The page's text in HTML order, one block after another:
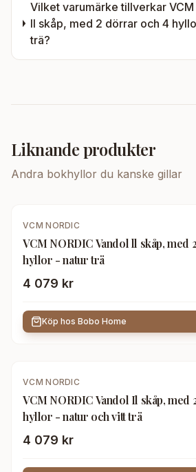
Vilket varumärke tillverkar
Il skåp, med 2 dörrar och 4
trä?
Liknande produkter
Andra bokhyllor du kanske gillar
VCM NORDIC
VCM NORDIC Vandol ll skåp, med
hyllor - natur trä
4 079 kr
Köp hos Bobo Home
VCM NORDIC
VCM NORDIC Vandol Il skåp,
hyllor - natur och vitt trä
4 079 kr